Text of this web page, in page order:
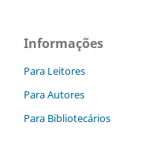
Informações
Para Leitores
Para Autores
Para Bibliotecários